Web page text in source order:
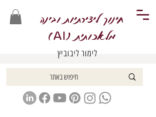
חינוך ליצירתיות ובינה
מלאכותית (AI
)
לימור ליבוביץ